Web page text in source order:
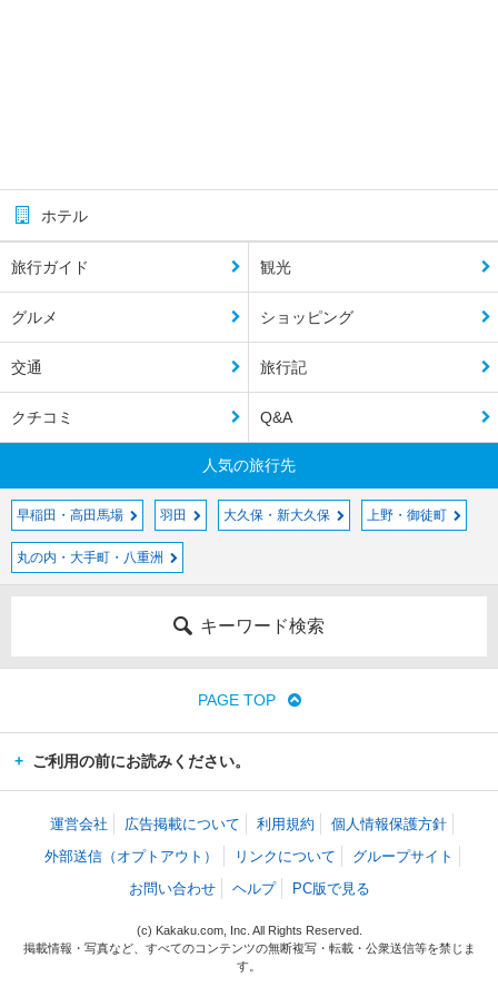
ホテル
旅行ガイド 観光
グルメ ショッピング
交通 旅行記
クチコミ Q&A
人気の旅行先
早稲田・高田馬場 羽田 大久保・新大久保 上野・御徒町
丸の内・大手町・八重洲
キーワード検索
PAGE TOP
ご利用の前にお読みください。
運営会社 広告掲載について 利用規約
個人情報保護方針
外部送信（オプトアウト）
リンクについて
グループサイト
お問い合わせ
ヘルプ PC版で見る
(c) Kakaku.com, Inc. All Rights Reserved.
掲載情報・写真など、すべてのコンテンツの無断複写・転載・公衆送信等を禁じま
す。